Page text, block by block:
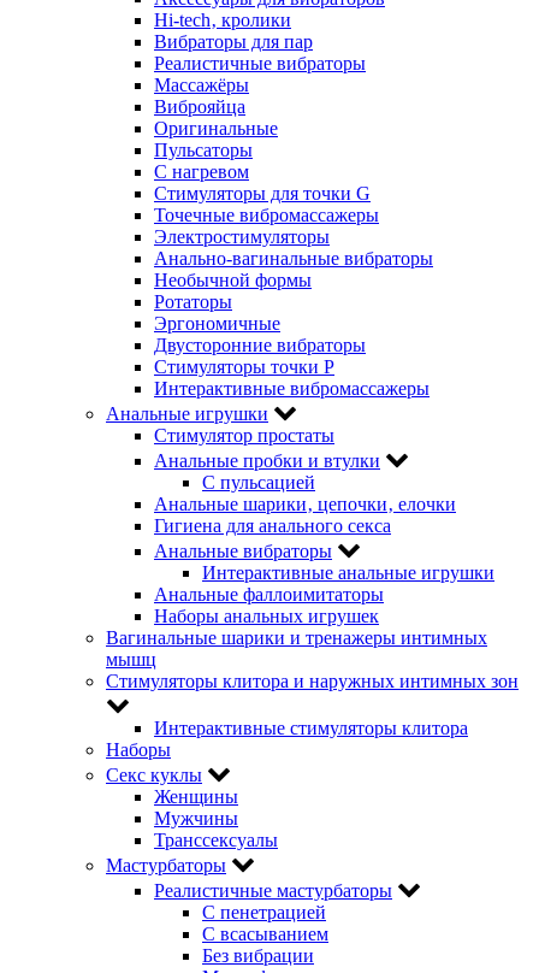
Hi-tech‚ кролики
Вибраторы для пар
Реалистичные вибраторы
Массажёры
Виброяйца
Оригинальные
Пульсаторы
С нагревом
Стимуляторы для точки G
Точечные вибромассажеры
Электростимуляторы
Анально-вагинальные вибраторы
Необычной формы
Ротаторы
Эргономичные
Двусторонние вибраторы
Стимуляторы точки P
Интерактивные вибромассажеры
Анальные игрушки
Стимулятор простаты
Анальные пробки и втулки
С пульсацией
Анальные шарики‚ цепочки‚ елочки
Гигиена для анального секса
Анальные вибраторы
Интерактивные анальные игрушки
Анальные фаллоимитаторы
Наборы анальных игрушек
Вагинальные шарики и тренажеры интимных
мышц
Стимуляторы клитора и наружных интимных зон
Интерактивные стимуляторы клитора
Наборы
Секс куклы
Женщины
Мужчины
Транссексуалы
Мастурбаторы
Реалистичные мастурбаторы
С пенетрацией
С всасыванием
Без вибрации